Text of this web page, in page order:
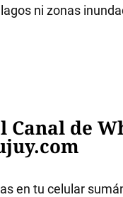
ni zonas
Canal de
en tu celular